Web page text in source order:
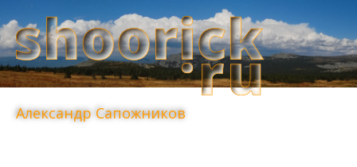
Александр Сапожников